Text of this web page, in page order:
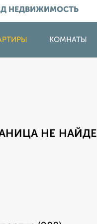
НЕДВИЖИМОСТЬ
КОМНАТЫ
НЕ